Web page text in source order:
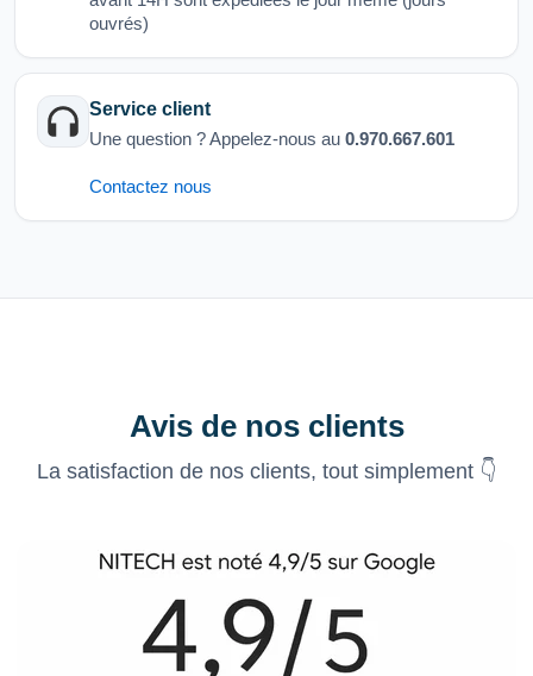
ouvrés)
Service client
Une question ? Appelez-nous au 0.970.667.601
Contactez nous
Avis de nos clients
La satisfaction de nos clients, tout simplement 👇